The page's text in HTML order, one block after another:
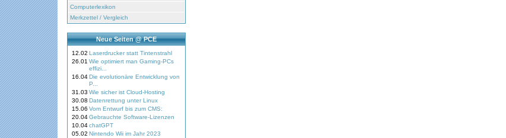
Computerlexikon
Merkzettel / Vergleich
Neue Seiten @ PCE
12.02 Laserdrucker statt Tintenstrahl
26.01 Wie optimiert man Gaming-PCs
effizi...
16.04Die evolutionäre Entwicklung von
P...
31.03 Wie sicher ist Cloud-Hosting
30.08 Datenrettung unter Linux
15.06 Vom Entwurf bis zum CMS:
20.04Gebrauchte Software-Lizenzen
10.04chatGPT
05.02 Nintendo Wii im Jahr 2023